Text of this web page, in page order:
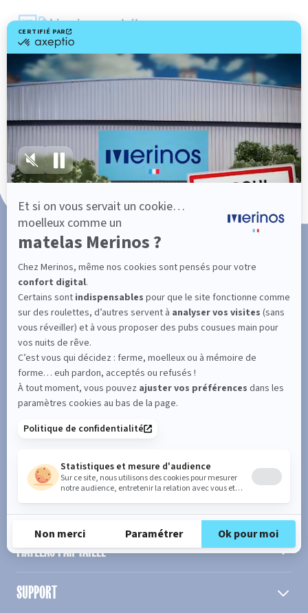
Livraison gratuite
Marque Française
Paiement en 3x ou 4x sans frais
SUIVEZ L'ACTUALITÉ DE MERINOS !
Entrez votre adresse email
S'inscrire
concernant les offres, services, produits ou évènements de Bultex
conformément à
notre politique de protection des données personnelles
PRODUIT
MATELAS PAR TAILLE
SUPPORT